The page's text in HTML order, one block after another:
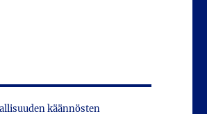
käännösten